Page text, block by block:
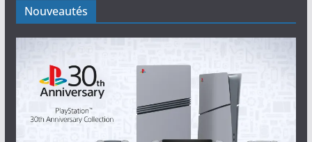
Nouveautés